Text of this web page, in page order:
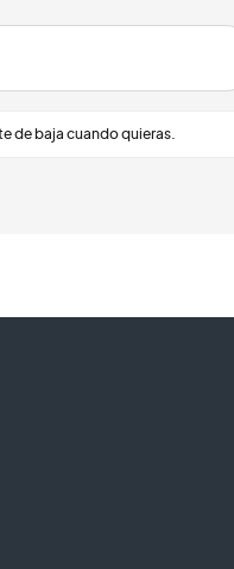
de baja cuando quieras.